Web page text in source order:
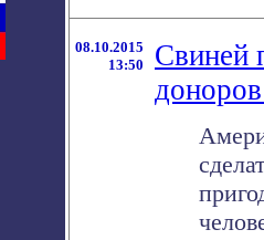
08.10.2015
13:50
Свиней